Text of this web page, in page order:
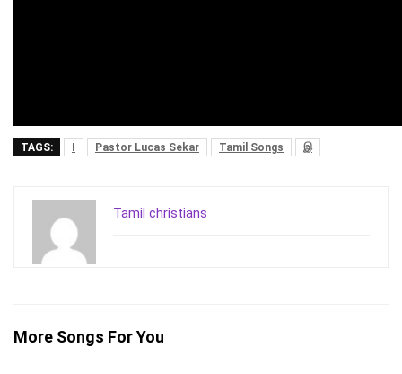
TAGS: Pastor Lucas Sekar Tamil Songs இ
Tamil christians
More Songs For You